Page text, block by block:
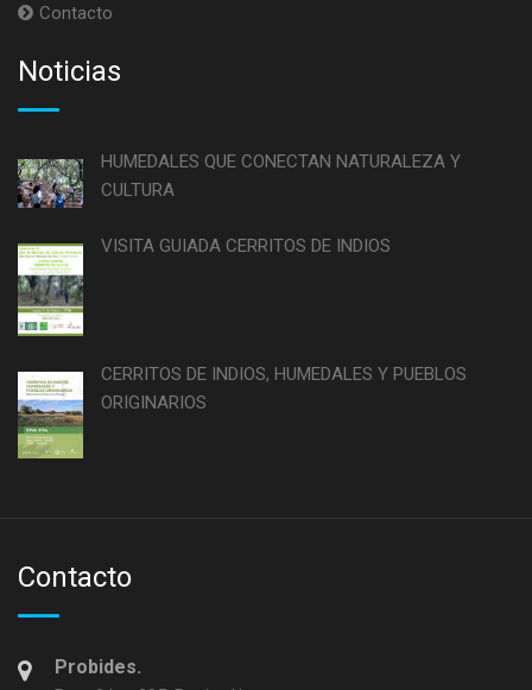
Contacto
Noticias
HUMEDALES QUE CONECTAN NATURALEZA Y
CULTURA
VISITA GUIADA CERRITOS DE INDIOS
CERRITOS DE INDIOS, HUMEDALES Y PUEBLOS
ORIGINARIOS
Contacto
Probides.